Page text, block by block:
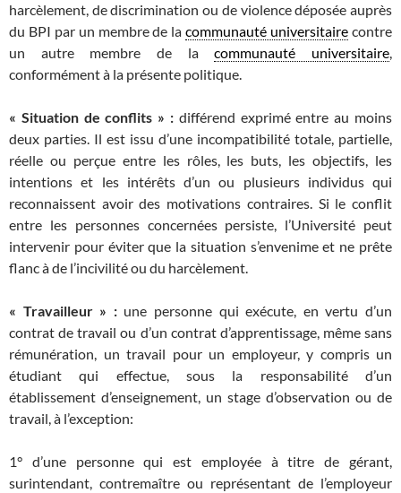
harcèlement, de discrimination ou de violence déposée auprès
du BPI par un membre de lacommunauté universitaire contre
un autre membre de lacommunauté universitaire,
conformément à la présente politique.
« Situation de conflits » : différend exprimé entre au moins
deux parties. Il est issu d’une incompatibilité totale, partielle,
réelle ou perçue entre les rôles, les buts, les objectifs, les
intentions et les intérêts d’un ou plusieurs individus qui
reconnaissent avoir des motivations contraires. Si le conflit
entre les personnes concernées persiste, l’Université peut
intervenir pour éviter que la situation s’envenime et ne prête
flanc à de l’incivilité ou du harcèlement.
« Travailleur » : une personne qui exécute, en vertu d’un
contrat de travail ou d’un contrat d’apprentissage, même sans
rémunération, un travail pour un employeur, y compris un
étudiant qui effectue, sous la responsabilité d’un
établissement d’enseignement, un stage d’observation ou de
travail, à l’exception:
1° d’une personne qui est employée à titre de gérant,
surintendant, contremaître ou représentant de l’employeur